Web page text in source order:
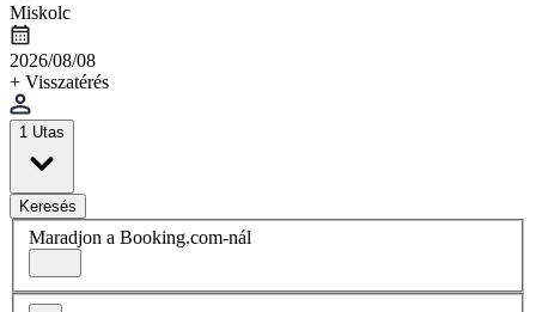
Miskolc
2026/08/08
+ Visszatérés
1 Utas
Keresés
Maradjon a Booking.com-nál